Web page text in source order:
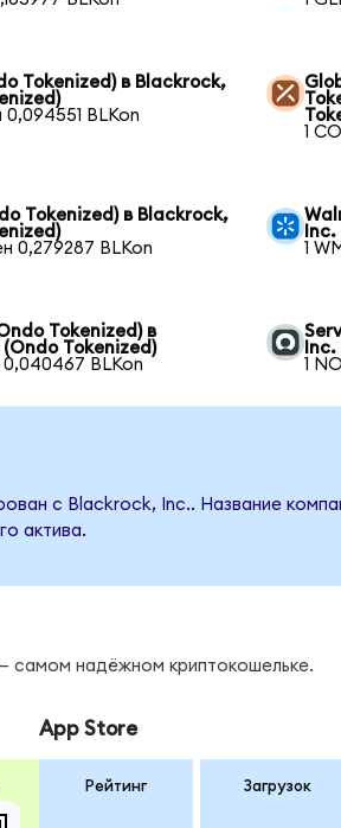
Tokenized) в Blackrock,
0,094551 BLKon
1
Tokenized) в Blackrock,
0,279287 BLKon
Inc.
1
Tokenized) в
Tokenized)
0,040467 BLKon
Inc.
1
с Blackrock, Inc.. Название
актива.
самом надёжном криптокошельке.
App Store
Рейтинг Загрузок